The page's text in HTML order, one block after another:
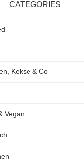
CATEGORIES
Kekse & Co
Vegan